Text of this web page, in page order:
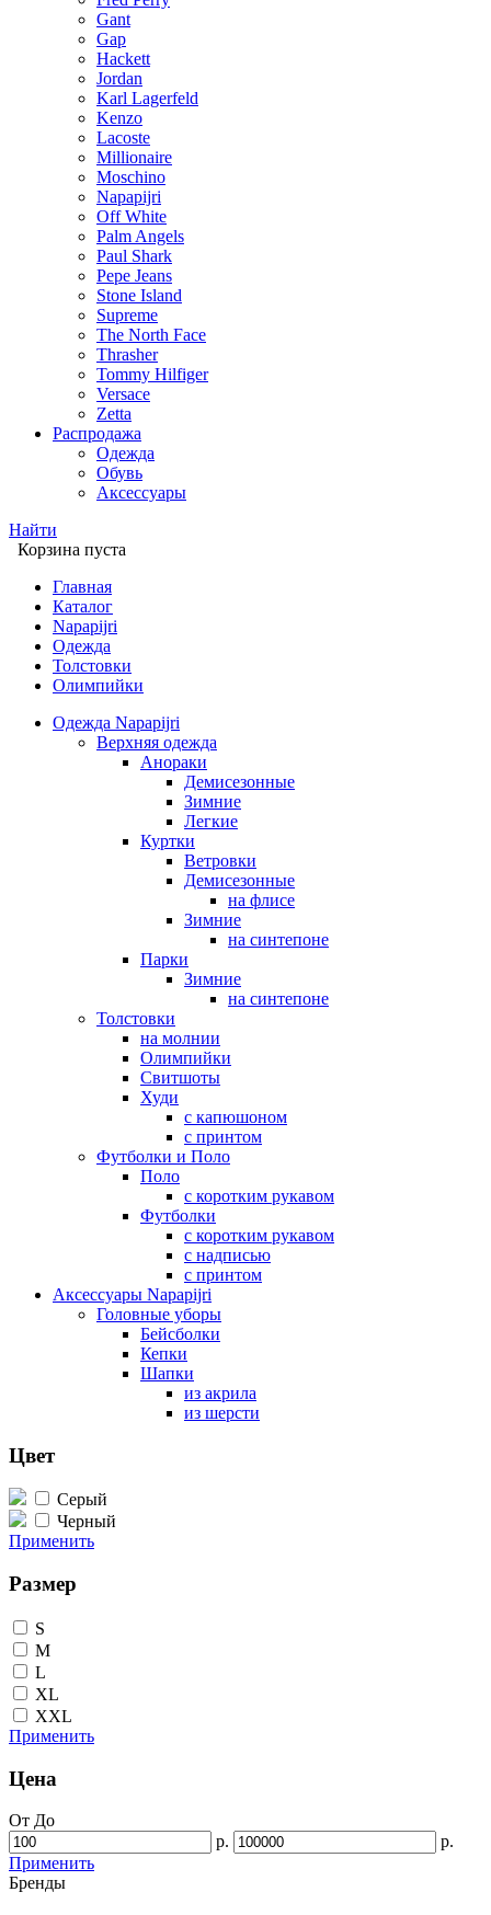
Gant
Gap
Hackett
Jordan
Karl Lagerfeld
Kenzo
Lacoste
Millionaire
Moschino
Napapijri
Off White
Palm Angels
Paul Shark
Pepe Jeans
Stone Island
Supreme
The North Face
Thrasher
Tommy Hilfiger
Versace
Zetta
Распродажа
Одежда
Обувь
Аксессуары
Найти
Корзина пуста
Главная
Каталог
Napapijri
Одежда
Толстовки
Олимпийки
Одежда Napapijri
Верхняя одежда
Анораки
Демисезонные
Зимние
Легкие
Куртки
Ветровки
Демисезонные
на флисе
Зимние
на синтепоне
Парки
Зимние
на синтепоне
Толстовки
на молнии
Олимпийки
Свитшоты
Худи
с капюшоном
с принтом
Футболки и Поло
Поло
с коротким рукавом
Футболки
с коротким рукавом
с надписью
с принтом
Аксессуары Napapijri
Головные уборы
Бейсболки
Кепки
Шапки
из акрила
из шерсти
Цвет
Серый
Черный
Применить
Размер
S
M
L
XL
XXL
Применить
Цена
От До
р.
р.
Применить
Бренды